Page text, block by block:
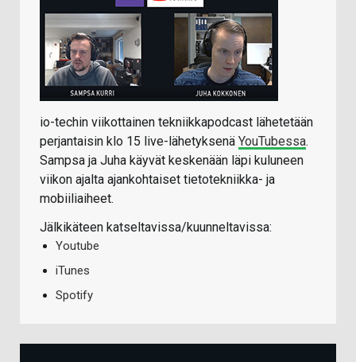
io-techin viikottainen tekniikkapodcast lähetetään
perjantaisin klo 15 live-lähetyksenä YouTubessa.
Sampsa ja Juha käyvät keskenään läpi kuluneen
viikon ajalta ajankohtaiset tietotekniikka- ja
mobiiliaiheet.
Jälkikäteen katseltavissa/kuunneltavissa:
Youtube
iTunes
Spotify